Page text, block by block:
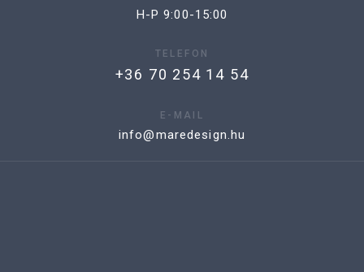
H-P 9:00-15:00
TELEFON
+36 70 254 14 54
E-MAIL
info@maredesign.hu